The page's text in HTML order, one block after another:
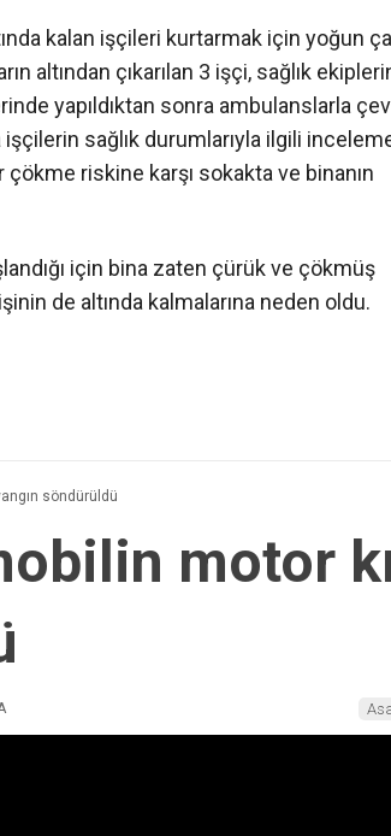
kalan işçileri kurtarmak için yoğun
altından çıkarılan 3 işçi, sağlık
yapıldıktan sonra ambulanslarla
sağlık durumlarıyla ilgili
riskine karşı sokakta ve binanın
için bina zaten çürük ve çökmüş
de altında kalmalarına neden oldu.
söndürüldü
motor